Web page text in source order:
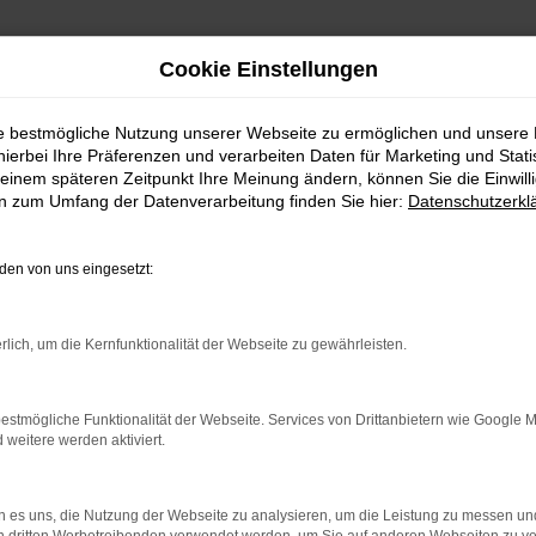
mit
– die VW T-Cross
und haben prompt die sprichwörtliche „Qual der
T-Cross Tageszulassung von einem Neuwagen
niegelnagelneu. Sie genießen somit das Privileg, die
sogar noch einen Schritt weiter und bieten Ihnen noch
Cookie Einstellungen
bestmögliche Nutzung unserer Webseite zu ermöglichen und unsere
Ihre Präferenzen und verarbeiten Daten für Marketing und
späteren Zeitpunkt Ihre Meinung ändern, können Sie die
zum Umfang der Datenverarbeitung finden Sie hier:
von uns eingesetzt:
um die Kernfunktionalität der Webseite zu gewährleisten.
Funktionalität der Webseite. Services von Drittanbietern wie Google
weitere werden aktiviert.
es uns, die Nutzung der Webseite zu analysieren, um die Leistung zu messen